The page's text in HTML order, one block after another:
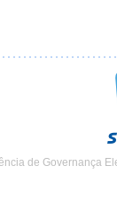
de Governança